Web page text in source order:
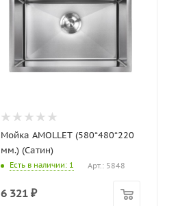
Мойка AMOLLET (580*480*220
мм.) (Сатин)
Есть в наличии: 1 Арт.: 5848
6 321 ₽